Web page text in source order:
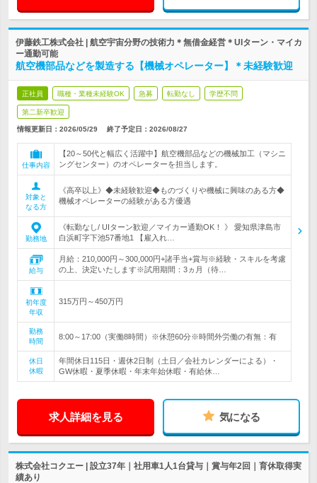
伊藤鉄工株式会社 | 航空宇宙分野の技術力＊無借金経営＊UIターン・マイカ
ー通勤可能
航空機部品などを製造する【機械オペレーター】＊未経験歓迎
正社員 職種・業種未経験OK 急募 転勤なし 学歴不問
第二新卒歓迎
情報更新日：2026/05/29 終了予定日： 2026/08/27
仕事内容
【20～50代と幅広く活躍中】航空機部品などの機械加工（マシニ
ングセンター）のオペレーターを担当します。
対象と
なる方
《高卒以上》◆未経験歓迎◆ものづくりや機械に興味のある方◆
機械オペレーターの経験がある方優遇
勤務地
《転勤なし/ UIターン歓迎／マイカー通勤OK！ 》 愛知県津島市
白浜町字下池57番地1 【雇入れ…
給与
月給：210,000円～300,000円+諸手当+賞与※経験・スキルを考慮
の上、決定いたします※試用期間：3ヵ月（待…
初年度
年収
315万円～450万円
勤務
時間
8:00～17:00（実働8時間）※休憩60分※時間外労働の有無：有
休日
休暇
年間休日115日・週休2日制（土日／会社カレンダーによる）・
GW休暇・夏季休暇・年末年始休暇・有給休…
求人詳細を見る 気になる
株式会社コクエー | 設立37年｜社用車1人1台貸与｜賞与年2回｜育休取得実
績あり